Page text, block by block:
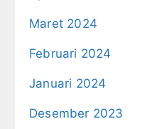
Maret 2024
Februari 2024
Januari 2024
Desember 2023